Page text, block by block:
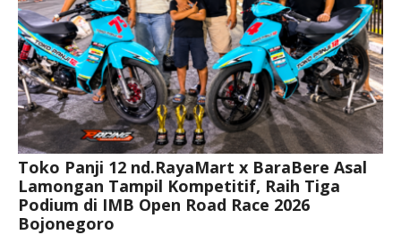
Toko Panji 12 nd.RayaMart x BaraBere Asal
Lamongan Tampil Kompetitif, Raih Tiga
Podium di IMB Open Road Race 2026
Bojonegoro